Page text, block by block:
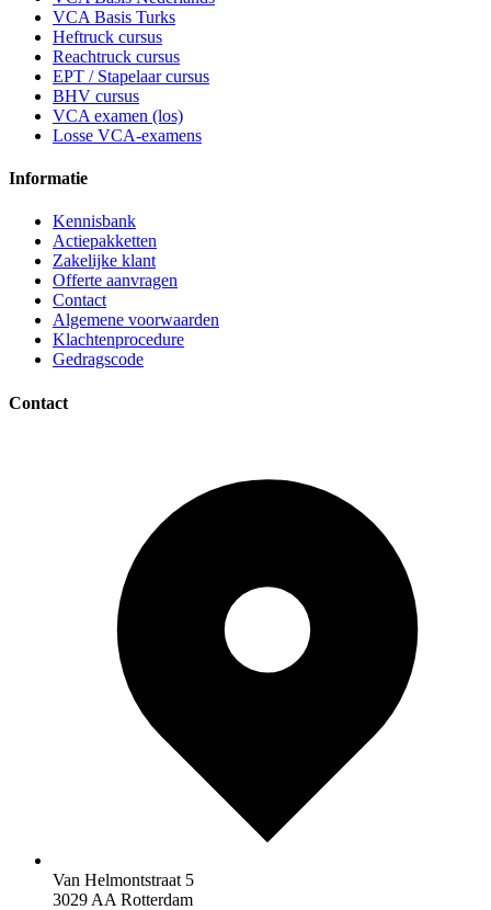
VCA Basis Turks
Heftruck cursus
Reachtruck cursus
EPT / Stapelaar cursus
BHV cursus
VCA examen (los)
Losse VCA-examens
Informatie
Kennisbank
Actiepakketten
Zakelijke klant
Offerte aanvragen
Contact
Algemene voorwaarden
Klachtenprocedure
Gedragscode
Contact
Van Helmontstraat 5
3029 AA Rotterdam